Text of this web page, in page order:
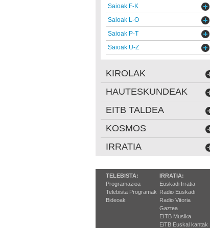
Saioak F-K
Saioak L-O
Saioak P-T
Saioak U-Z
KIROLAK
HAUTESKUNDEAK
EITB TALDEA
KOSMOS
IRRATIA
TELEBISTA:
Programazioa
Telebista Programak
Bideoak
IRRATIA:
Euskadi Irratia
Radio Euskadi
Radio Vitoria
Gaztea
EITB Musika
EiTB Euskal kantak